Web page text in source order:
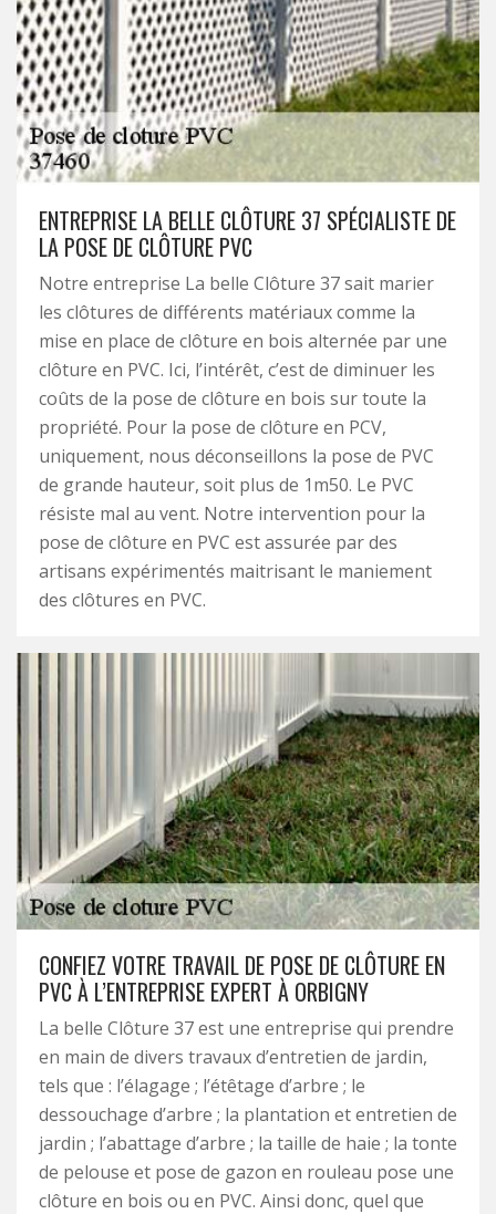
ENTREPRISE LA BELLE CLÔTURE 37 SPÉCIALISTE DE
LA POSE DE CLÔTURE PVC
Notre entreprise La belle Clôture 37 sait marier
les clôtures de différents matériaux comme la
mise en place de clôture en bois alternée par une
clôture en PVC. Ici, l’intérêt, c’est de diminuer les
coûts de la pose de clôture en bois sur toute la
propriété. Pour la pose de clôture en PCV,
uniquement, nous déconseillons la pose de PVC
de grande hauteur, soit plus de 1m50. Le PVC
résiste mal au vent. Notre intervention pour la
pose de clôture en PVC est assurée par des
artisans expérimentés maitrisant le maniement
des clôtures en PVC.
CONFIEZ VOTRE TRAVAIL DE POSE DE CLÔTURE EN
PVC À L’ENTREPRISE EXPERT À ORBIGNY
La belle Clôture 37 est une entreprise qui prendre
en main de divers travaux d’entretien de jardin,
tels que : l’élagage ; l’étêtage d’arbre ; le
dessouchage d’arbre ; la plantation et entretien de
jardin ; l’abattage d’arbre ; la taille de haie ; la tonte
de pelouse et pose de gazon en rouleau pose une
clôture en bois ou en PVC. Ainsi donc, quel que